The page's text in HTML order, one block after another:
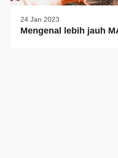
24 Jan 2023
Mengenal lebih jauh